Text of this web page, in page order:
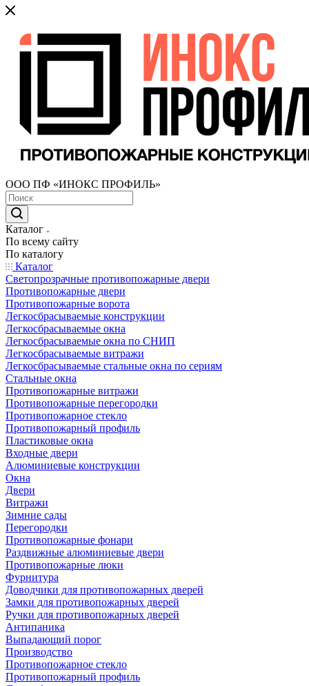
ООО ПФ «ИНОКС ПРОФИЛЬ»
Каталог
По всему сайту
По каталогу
Каталог
Светопрозрачные противопожарные двери
Противопожарные двери
Противопожарные ворота
Легкосбрасываемые конструкции
Легкосбрасываемые окна
Легкосбрасываемые окна по СНИП
Легкосбрасываемые витражи
Легкосбрасываемые стальные окна по сериям
Стальные окна
Противопожарные витражи
Противопожарные перегородки
Противопожарное стекло
Противопожарный профиль
Пластиковые окна
Входные двери
Алюминиевые конструкции
Окна
Двери
Витражи
Зимние сады
Перегородки
Противопожарные фонари
Раздвижные алюминиевые двери
Противопожарные люки
Фурнитура
Доводчики для противопожарных дверей
Замки для противопожарных дверей
Ручки для противопожарных дверей
Антипаника
Выпадающий порог
Производство
Противопожарное стекло
Противопожарный профиль